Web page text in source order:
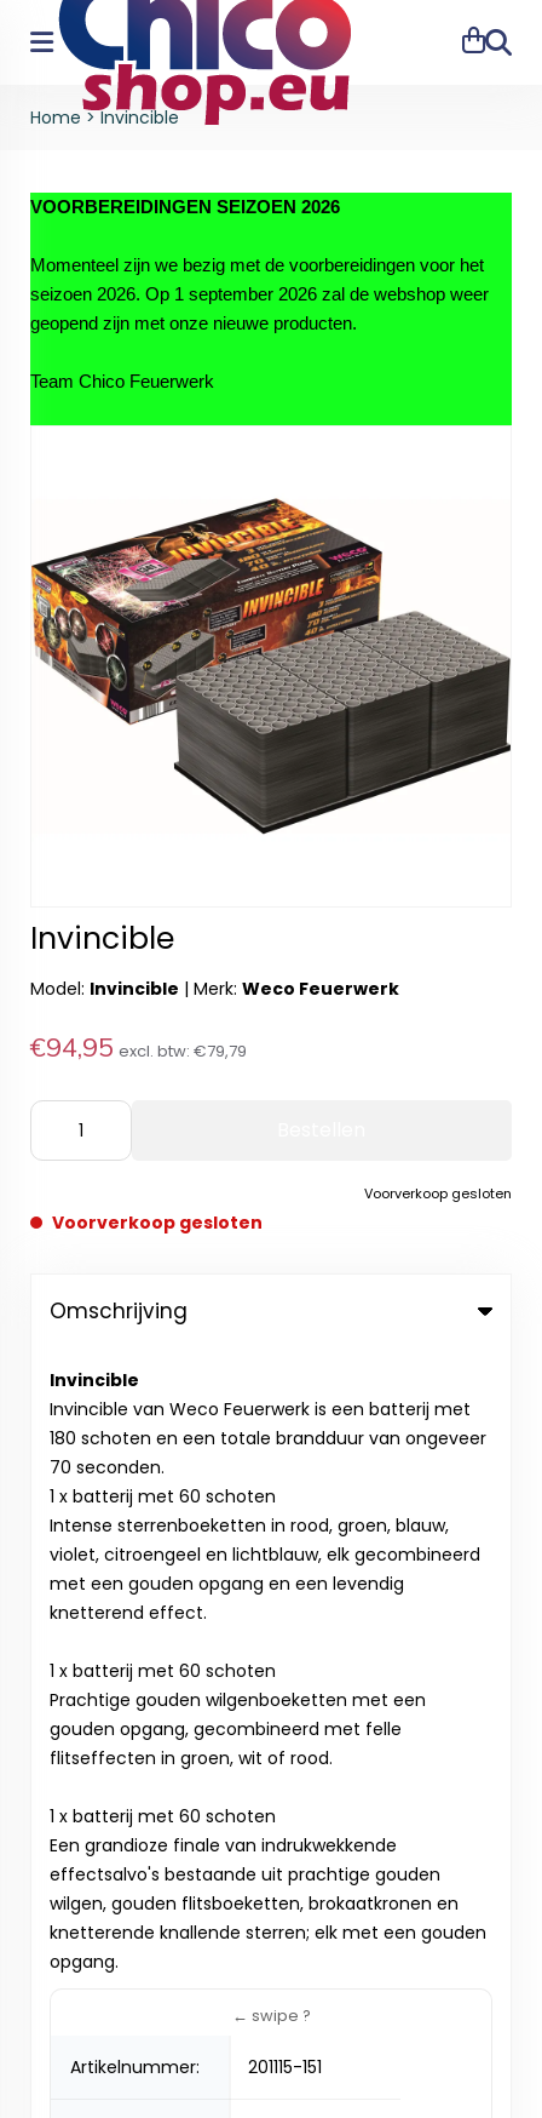
Home >Invincible
VOORBEREIDINGEN SEIZOEN 2026
Momenteel zijn we bezig met de voorbereidingen voor het
seizoen 2026. Op 1 september 2026 zal de webshop weer
geopend zijn met onze nieuwe producten.
Team Chico Feuerwerk
Invincible
Model: Invincible | Merk: Weco Feuerwerk
€94,95 excl. btw: €79,79
Voorverkoop gesloten
Voorverkoop gesloten
Omschrijving
Invincible
Invincible van Weco Feuerwerk is een batterij met
180 schoten en een totale brandduur van ongeveer
70 seconden.
1 x batterij met 60 schoten
Intense sterrenboeketten in rood, groen, blauw,
violet, citroengeel en lichtblauw, elk gecombineerd
met een gouden opgang en een levendig
knetterend effect.
1 x batterij met 60 schoten
Prachtige gouden wilgenboeketten met een
gouden opgang, gecombineerd met felle
flitseffecten in groen, wit of rood.
1 x batterij met 60 schoten
Een grandioze finale van indrukwekkende
effectsalvo's bestaande uit prachtige gouden
wilgen, gouden flitsboeketten, brokaatkronen en
knetterende knallende sterren; elk met een gouden
opgang.
Artikelnummer: 201115-151